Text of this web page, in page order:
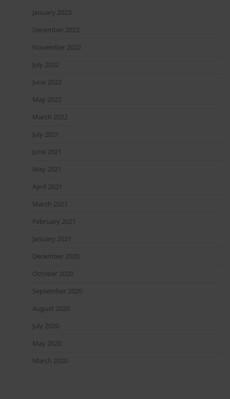
January 2023
December 2022
November 2022
July 2022
June 2022
May 2022
March 2022
July 2021
June 2021
May 2021
April 2021
March 2021
February 2021
January 2021
December 2020
October 2020
September 2020
August 2020
July 2020
May 2020
March 2020